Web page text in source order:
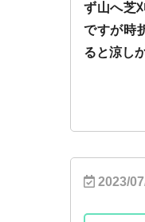
ず山へ芝
ですが時
ると涼し
2023/